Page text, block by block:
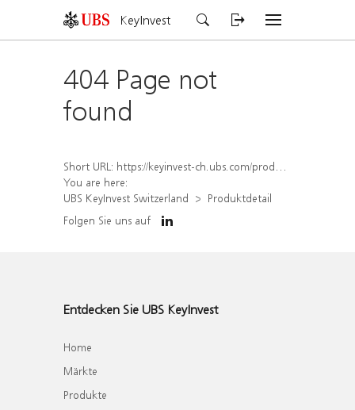
KeyInvest
404 Page not
found
Short URL: https://keyinvest-ch.ubs.com/produkt/detail/index/isin/CH1577995348
You are here:
UBS KeyInvest Switzerland
Produktdetail
Folgen Sie uns auf
Entdecken Sie UBS KeyInvest
Home
Märkte
Produkte